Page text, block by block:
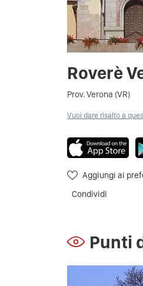
Roverè
Prov. Verona (VR)
Vuoi dare risalto a
Aggiungi ai
Condividi
Punti